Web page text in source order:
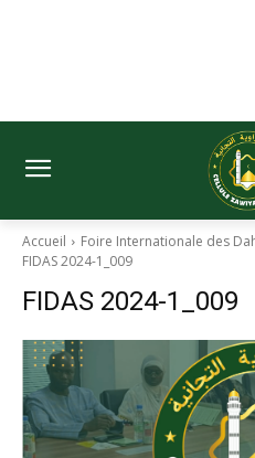
Accueil
Foire Internationale des
FIDAS 2024-1_009
FIDAS 2024-1_009